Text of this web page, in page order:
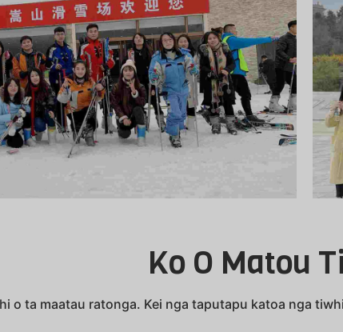
Ko O Matou
o ta maatau ratonga. Kei nga taputapu katoa nga